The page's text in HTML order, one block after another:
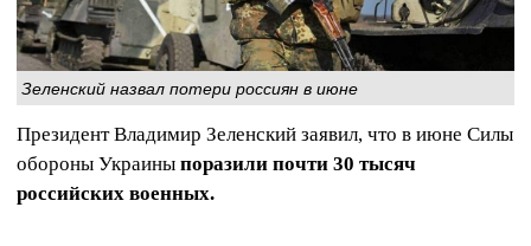
Зеленский назвал потери россиян в июне
Президент Владимир Зеленский заявил, что в июне Силы
обороны Украины поразили почти 30 тысяч
российских военных.